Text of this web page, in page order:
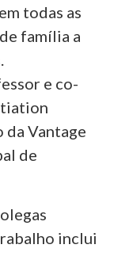
todas as
família a
e co-
da Vantage
de
inclui